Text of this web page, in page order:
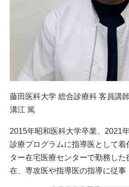
藤田医科大学 総合診療科 客員講師
溝江 篤
2015年昭和医科大学卒業、2021
診療プログラムに指導医として着
ター在宅医療センターで勤務し
在、専攻医や指導医の指導に従事